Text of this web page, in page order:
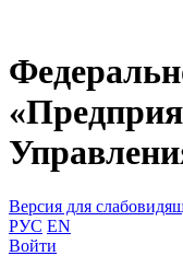
Версия для
РУС EN
Войти